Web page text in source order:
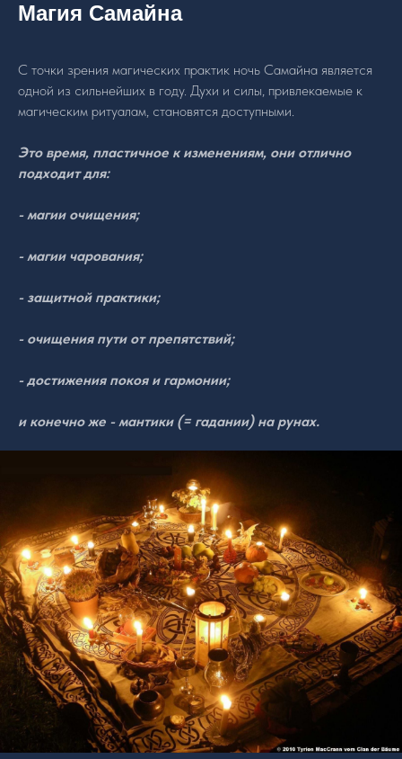
Магия Самайна
С точки зрения магических практик ночь Самайна является
одной из сильнейших в году. Духи и силы, привлекаемые к
магическим ритуалам, становятся доступными.
Это время, пластичное к изменениям, они отлично
подходит для:
- магии очищения;
- магии чарования;
- защитной практики;
- очищения пути от препятствий;
- достижения покоя и гармонии;
и конечно же - мантики (= гадании) на рунах.